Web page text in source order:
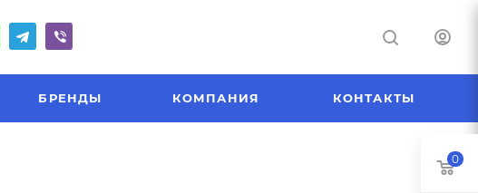
БРЕНДЫ КОМПАНИЯ КОНТАКТЫ
0